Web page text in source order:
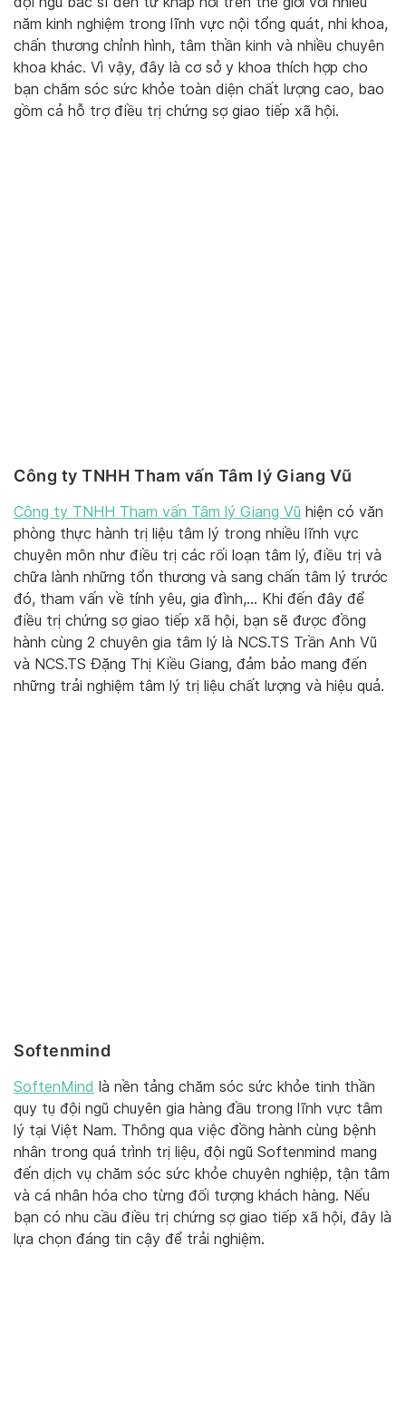
năm kinh nghiệm trong lĩnh vực nội tổng quát, nhi khoa,
chấn thương chỉnh hình, tâm thần kinh và nhiều chuyên
khoa khác. Vì vậy, đây là cơ sở y khoa thích hợp cho
bạn chăm sóc sức khỏe toàn diện chất lượng cao, bao
gồm cả hỗ trợ điều trị chứng sợ giao tiếp xã hội.
Công ty TNHH Tham vấn Tâm lý Giang Vũ
Công ty TNHH Tham vấn Tâm lý Giang Vũ hiện có văn
phòng thực hành trị liệu tâm lý trong nhiều lĩnh vực
chuyên môn như điều trị các rối loạn tâm lý, điều trị và
chữa lành những tổn thương và sang chấn tâm lý trước
đó, tham vấn về tính yêu, gia đình,… Khi đến đây để
điều trị chứng sợ giao tiếp xã hội, bạn sẽ được đồng
hành cùng 2 chuyên gia tâm lý là NCS.TS Trần Anh Vũ
và NCS.TS Đặng Thị Kiều Giang, đảm bảo mang đến
những trải nghiệm tâm lý trị liệu chất lượng và hiệu quả.
Softenmind
SoftenMind là nền tảng chăm sóc sức khỏe tinh thần
quy tụ đội ngũ chuyên gia hàng đầu trong lĩnh vực tâm
lý tại Việt Nam. Thông qua việc đồng hành cùng bệnh
nhân trong quá trình trị liệu, đội ngũ Softenmind mang
đến dịch vụ chăm sóc sức khỏe chuyên nghiệp, tận tâm
và cá nhân hóa cho từng đối tượng khách hàng. Nếu
bạn có nhu cầu điều trị chứng sợ giao tiếp xã hội, đây là
lựa chọn đáng tin cậy để trải nghiệm.